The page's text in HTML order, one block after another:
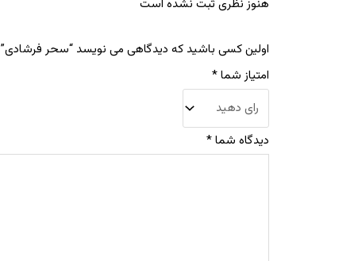
هنوز نظری ثبت نشده است
اولین کسی باشید که دیدگاهی می نویسد “سحر فرشادی”
امتیاز شما*
دیدگاه شما*